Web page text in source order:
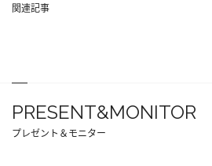
関連記事
PRESENT&MONITOR
プレゼント＆モニター